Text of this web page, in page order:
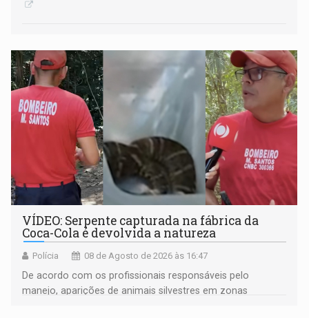
VÍDEO: Serpente capturada na fábrica da
Coca-Cola é devolvida a natureza
Polícia 08 de Agosto de 2026 às 16:47
De acordo com os profissionais responsáveis pelo
manejo, aparições de animais silvestres em zonas